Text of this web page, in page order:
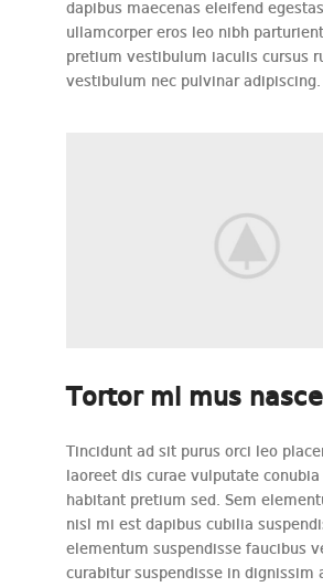
dapibus maecenas eleifend
ullamcorper eros leo nibh
pretium vestibulum iaculis cursus
vestibulum nec pulvinar adipiscing.
Tortor mi mus
Tincidunt ad sit purus orci leo
laoreet dis curae vulputate
habitant pretium sed. Sem
nisl mi est dapibus cubilia
elementum suspendisse faucibus
curabitur suspendisse in dignissim